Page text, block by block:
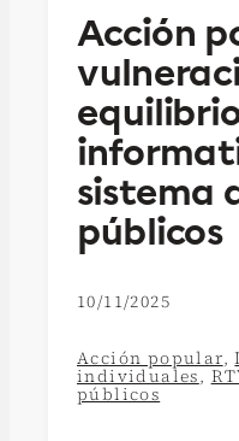
Acción
sistema
públicos
10/11/2025
Acción popular,
individuales,
públicos